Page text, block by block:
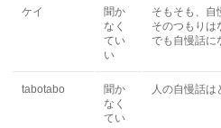
ケイ
聞か
なく
てい
い
そもそも、自
そのつもりは
でも自慢話に
tabotabo
聞か
なく
てい
人の自慢話は